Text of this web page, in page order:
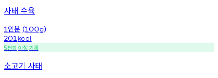
사태 수육
1 인분 (100g)
201 kcal
5천회 이상기록
소고기 사태